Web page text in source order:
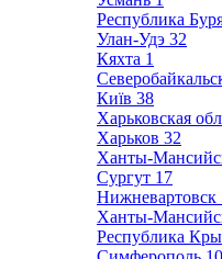
Республика
Улан-Удэ 32
Кяхта 1
Київ 38
Харьковская
Харьков 32
Ханты-
Сургут 17
Нижневартовск
Ханты-
Республика